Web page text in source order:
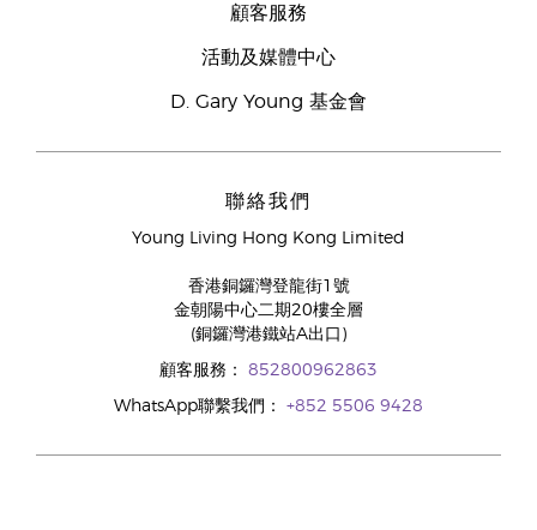
顧客服務
活動及媒體中心
D. Gary Young 基金會
聯絡我們
Young Living Hong Kong Limited
香港銅鑼灣登龍街1號
金朝陽中心二期20樓全層
(銅鑼灣港鐵站A出口)
顧客服務： 852800962863
WhatsApp聯繫我們： +852 5506 9428